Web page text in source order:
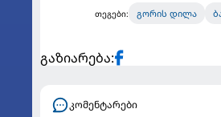
თეგები: გორის დილა
გაზიარება:
კომენტარები